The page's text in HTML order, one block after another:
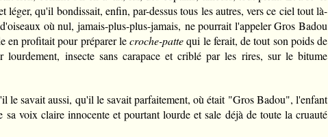
léger, qu'il bondissait, enfin, par-dessus tous les autres, vers ce ciel tout là-
où nul, jamais-plus-plus-jamais, ne pourrait l'appeler Gros Badou
en profitait pour préparer lecroche-pattequi le ferait, de tout son poids de
lourdement, insecte sans carapace et criblé par les rires, sur le bitume
le savait aussi, qu'il le savait parfaitement, où était "Gros Badou", l'enfant
voix claire innocente et pourtant lourde et sale déjà de toute la cruauté